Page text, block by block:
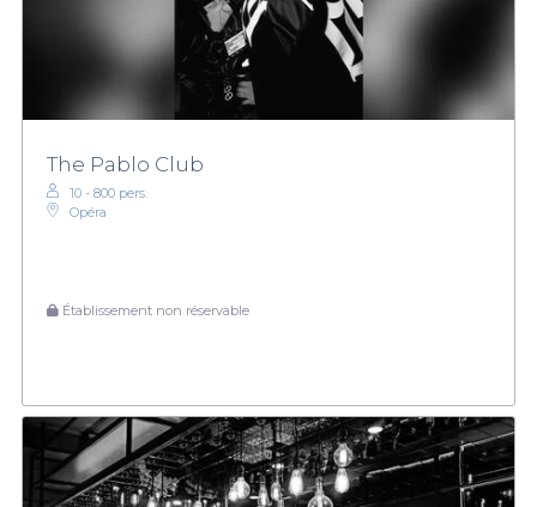
The Pablo Club
10 - 800 pers.
Opéra
Établissement non réservable